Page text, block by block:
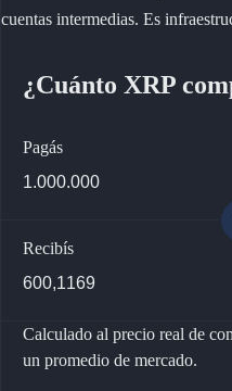
cuentas intermedias. Es
¿Cuánto XRP
Pagás
Recibís
Calculado al precio real de
un promedio de mercado.